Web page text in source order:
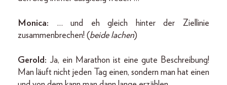
Monica: … und eh gleich hinter der Ziellinie
zusammenbrechen! (beide lachen)
Gerold: Ja, ein Marathon ist eine gute Beschreibung!
Man läuft nicht jeden Tag einen, sondern man hat einen